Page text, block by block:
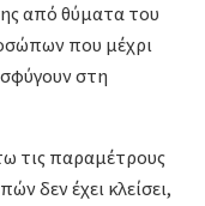
από θύματα του
που μέχρι
στη
τις παραμέτρους
δεν έχει κλείσει,